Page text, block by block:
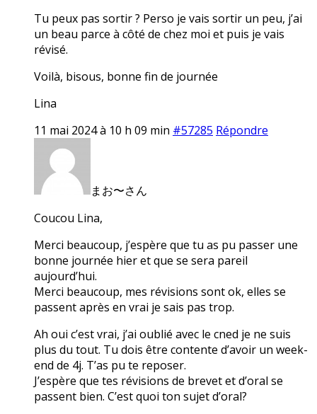
Tu peux pas sortir ? Perso je vais sortir un peu, j’ai
un beau parce à côté de chez moi et puis je vais
révisé.
Voilà, bisous, bonne fin de journée
Lina
11 mai 2024 à 10 h 09 min #57285 Répondre
まお〜さん
Coucou Lina,
Merci beaucoup, j’espère que tu as pu passer une
bonne journée hier et que se sera pareil
aujourd’hui.
Merci beaucoup, mes révisions sont ok, elles se
passent après en vrai je sais pas trop.
Ah oui c’est vrai, j’ai oublié avec le cned je ne suis
plus du tout. Tu dois être contente d’avoir un week-
end de 4j. T’as pu te reposer.
J’espère que tes révisions de brevet et d’oral se
passent bien. C’est quoi ton sujet d’oral?